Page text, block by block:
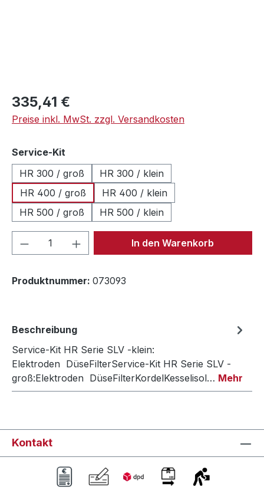
Regulärer Preis:
335,41 €
Preise inkl. MwSt. zzgl. Versandkosten
Service-Kit
HR 300 / groß
HR 300 / klein
HR 400 / groß
HR 400 / klein
HR 500 / groß
HR 500 / klein
Produkt Anzahl: Gib denIn den Warenkorb
Produktnummer: 073093
Beschreibung
Service-Kit HR Serie SLV -klein:
Elektroden DüseFilterService-Kit HR Serie SLV -
groß:Elektroden DüseFilterKordelKesselisol… Mehr
Kontakt